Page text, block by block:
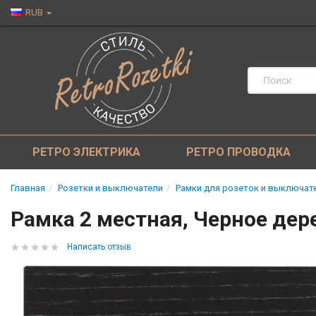
RUB
РЕТРО ЭЛЕКТРИКА РЕТРО ПРОВОДКА
Главная Розетки и выключатели Рамки для розеток и
Рамка 2 местная, Черное
Написать отзыв